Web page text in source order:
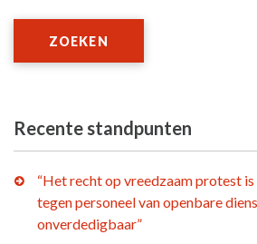
ZOEKEN
Recente standpunten
“Het recht op vreedzaam protest
tegen personeel van openbare
onverdedigbaar”